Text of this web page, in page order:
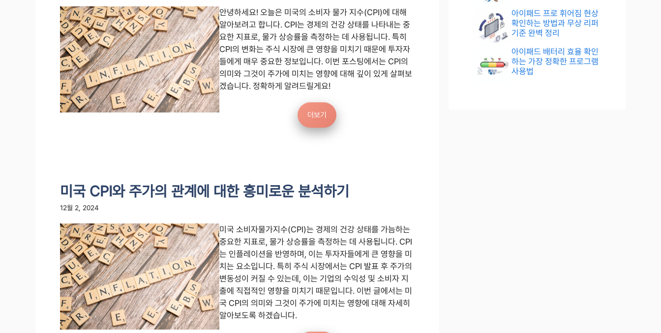
안녕하세요! 오늘은 미국의 소비자 물가 지수(CPI)에 대해
알아보려고 합니다. CPI는 경제의 건강 상태를 나타내는 중
요한 지표로, 물가 상승률을 측정하는 데 사용됩니다. 특히
CPI의 변화는 주식 시장에 큰 영향을 미치기 때문에 투자자
들에게 매우 중요한 정보입니다. 이번 포스팅에서는 CPI의
의미와 그것이 주가에 미치는 영향에 대해 깊이 있게 살펴보
겠습니다. 정확하게 알려드릴게요!
더보기
미국 CPI와 주가의 관계에 대한 흥미로운 분석하기
12월 2, 2024
미국 소비자물가지수(CPI)는 경제의 건강 상태를 가늠하는
중요한 지표로, 물가 상승률을 측정하는 데 사용됩니다. CPI
는 인플레이션을 반영하며, 이는 투자자들에게 큰 영향을 미
치는 요소입니다. 특히 주식 시장에서는 CPI 발표 후 주가의
변동성이 커질 수 있는데, 이는 기업의 수익성 및 소비자 지
출에 직접적인 영향을 미치기 때문입니다. 이번 글에서는 미
국 CPI의 의미와 그것이 주가에 미치는 영향에 대해 자세히
알아보도록 하겠습니다.
아이패드 프로 휘어짐 현상
확인하는 방법과 무상 리퍼
기준 완벽 정리
아이패드 배터리 효율 확인
하는 가장 정확한 프로그램
사용법